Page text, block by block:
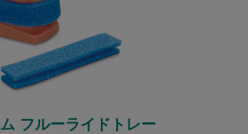
フルーライドトレー